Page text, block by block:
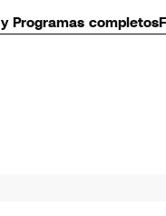
Programas completos